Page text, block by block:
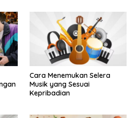
Cara Menemukan Selera
Musik yang Sesuai
Kepribadian